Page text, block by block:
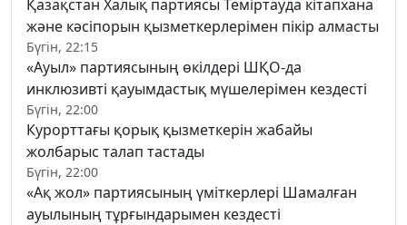
Қазақстан Халық партиясы Теміртауда кітапхана
және кәсіпорын қызметкерлерімен пікір алмасты
Бүгін, 22:15
«Ауыл» партиясының өкілдері ШҚО-да
инклюзивті қауымдастық мүшелерімен кездесті
Бүгін, 22:00
Курорттағы қорық қызметкерін жабайы
жолбарыс талап тастады
Бүгін, 22:00
«Ақ жол» партиясының үміткерлері Шамалған
ауылының тұрғындарымен кездесті